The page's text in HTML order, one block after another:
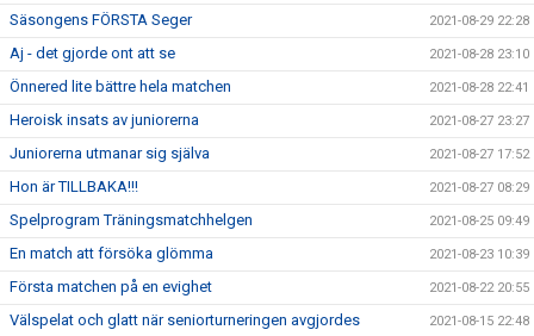
Säsongens FÖRSTA Seger 2021-08-29 22:28
Aj - det gjorde ont att se 2021-08-28 23:10
Önnered lite bättre hela matchen 2021-08-28 22:41
Heroisk insats av juniorerna 2021-08-27 23:27
Juniorerna utmanar sig själva 2021-08-27 17:52
Hon är TILLBAKA!!! 2021-08-27 08:29
Spelprogram Träningsmatchhelgen 2021-08-25 09:49
En match att försöka glömma 2021-08-23 10:39
Första matchen på en evighet 2021-08-22 20:55
Välspelat och glatt när seniorturneringen avgjordes 2021-08-15 22:48